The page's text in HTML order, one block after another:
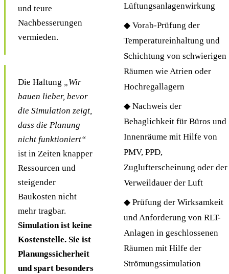
und teure
Nachbesserungen
vermieden.
Die Haltung „Wir
bauen lieber, bevor
die Simulation zeigt,
dass die Planung
nicht funktioniert“
ist in Zeiten knapper
Ressourcen und
steigender
Baukosten nicht
mehr tragbar.
Simulation ist keine
Kostenstelle. Sie ist
Planungssicherheit
und spart besonders
Lüftungsanlagenwirkung
◆ Vorab-Prüfung der
Temperatureinhaltung und
Schichtung von schwierigen
Räumen wie Atrien oder
Hochregallagern
◆ Nachweis der
Behaglichkeit für Büros und
Innenräume mit Hilfe von
PMV, PPD,
Zuglufterscheinung oder der
Verweildauer der Luft
◆ Prüfung der Wirksamkeit
und Anforderung von RLT-
Anlagen in geschlossenen
Räumen mit Hilfe der
Strömungssimulation